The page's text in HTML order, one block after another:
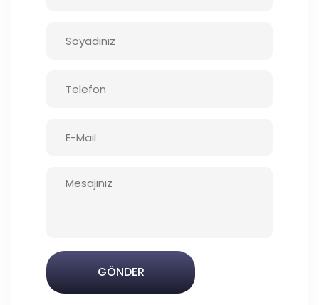
GÖNDER